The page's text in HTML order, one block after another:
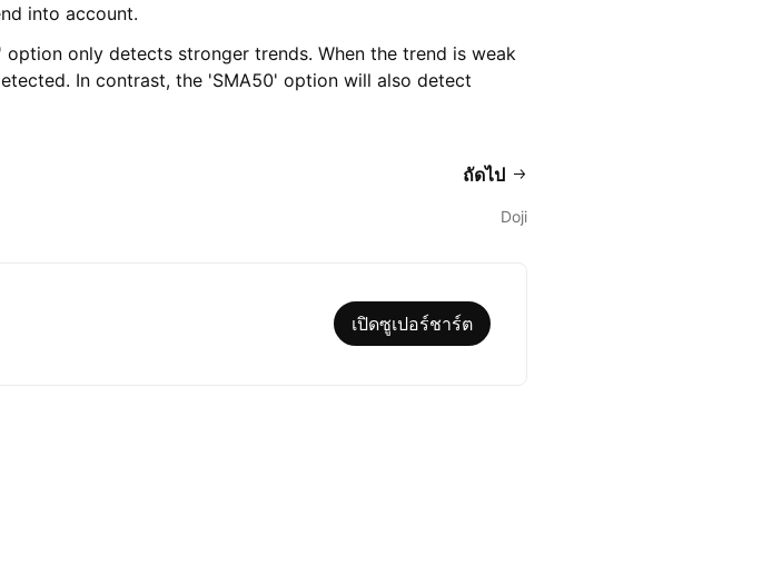
into account.
only detects stronger trends. When the trend is weak
In contrast, the 'SMA50' option will also detect
ถัดไป
Doji
เปิดซูเปอร์ชาร์ต